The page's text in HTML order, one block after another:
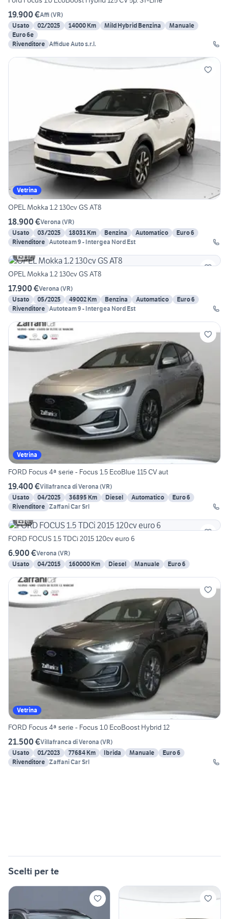
19.900 €Affi (VR)
Usato
02/2025 14000 Km Mild Hybrid Benzina
Manuale
Euro 6e
Rivenditore Affidue Auto s.r.l.
Vetrina
OPEL Mokka 1.2 130cv GS AT8
18.900 €Verona (VR)
Usato
03/2025 18031 Km Benzina Automatico
Euro 6
Rivenditore Autoteam 9 - Intergea Nord Est
17
OPEL Mokka 1.2 130cv GS AT8
17.900 €Verona (VR)
Usato
05/2025 49002 Km Benzina Automatico
Euro 6
Rivenditore Autoteam 9 - Intergea Nord Est
Vetrina
FORD Focus 4ª serie - Focus 1.5 EcoBlue 115 CV aut
19.400 €Villafranca di Verona (VR)
Usato
04/2025 36895 Km Diesel Automatico
Euro 6
Rivenditore Zaffani Car Srl
6
FORD FOCUS 1.5 TDCi 2015 120cv euro 6
6.900 €Verona (VR)
Usato
04/2015 160000 Km Diesel Manuale Euro 6
Vetrina
FORD Focus 4ª serie - Focus 1.0 EcoBoost Hybrid 12
21.500 €Villafranca di Verona (VR)
Usato
01/2023 77684 Km Ibrida Manuale
Euro 6
Rivenditore Zaffani Car Srl
Scelti per te